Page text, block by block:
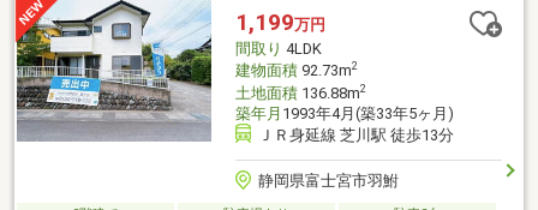
1,199万円
間取り 4LDK
建物面積92.73m2
土地面積136.88m2
築年月 1993年4月(築33年5ヶ月)
ＪＲ身延線 芝川駅 徒歩13分
静岡県富士宮市羽鮒